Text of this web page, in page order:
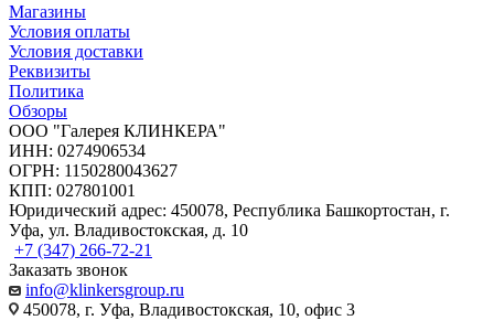
Магазины
Условия оплаты
Условия доставки
Реквизиты
Политика
Обзоры
ООО "Галерея КЛИНКЕРА"
ИНН: 0274906534
ОГРН: 1150280043627
КПП: 027801001
Юридический адрес: 450078, Республика Башкортостан, г.
Уфа, ул. Владивостокская, д. 10
+7 (347) 266-72-21
Заказать звонок
info@klinkersgroup.ru
450078, г. Уфа, Владивостокская, 10, офис 3